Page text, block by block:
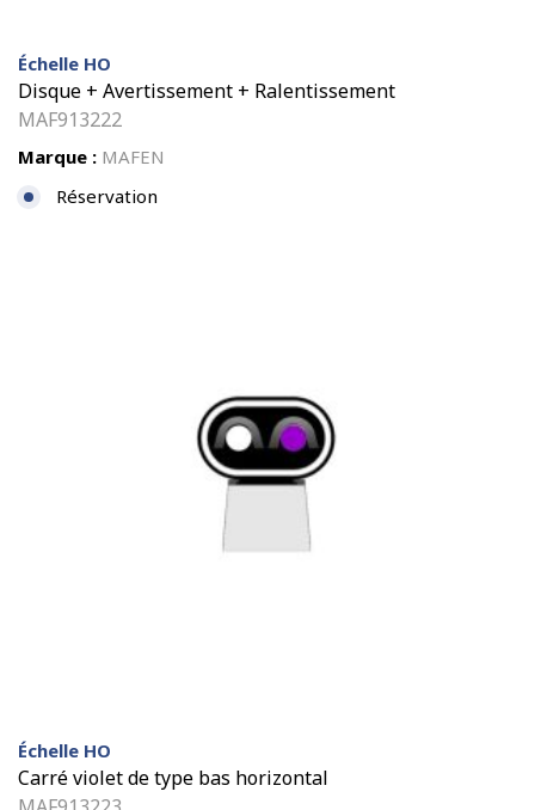
Échelle HO
Disque + Avertissement + Ralentissement
MAF913222
Marque : MAFEN
Réservation
Échelle HO
Carré violet de type bas horizontal